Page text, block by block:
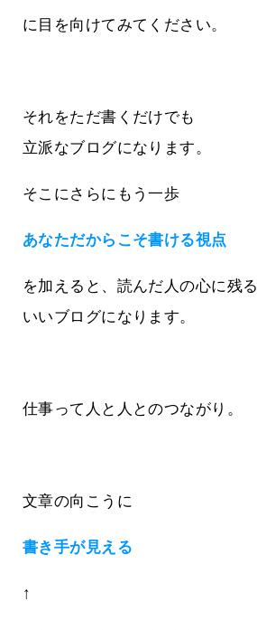
に目を向けてみてください。
それをただ書くだけでも
立派なブログになります。
そこにさらにもう一歩
あなただからこそ書ける視点
を加えると、読んだ人の心に残る
いいブログになります。
仕事って人と人とのつながり。
文章の向こうに
書き手が見える
↑